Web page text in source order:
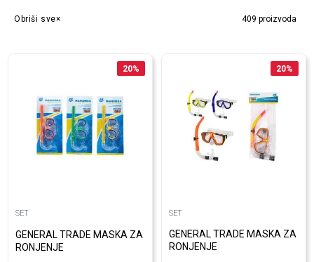
409 proizvoda
Obriši sve
20%
SET
GENERAL TRADE MASKA ZA
RONJENJE
20%
SET
GENERAL TRADE MASKA ZA
RONJENJE